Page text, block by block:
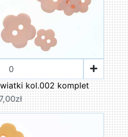
kol.002 komplet